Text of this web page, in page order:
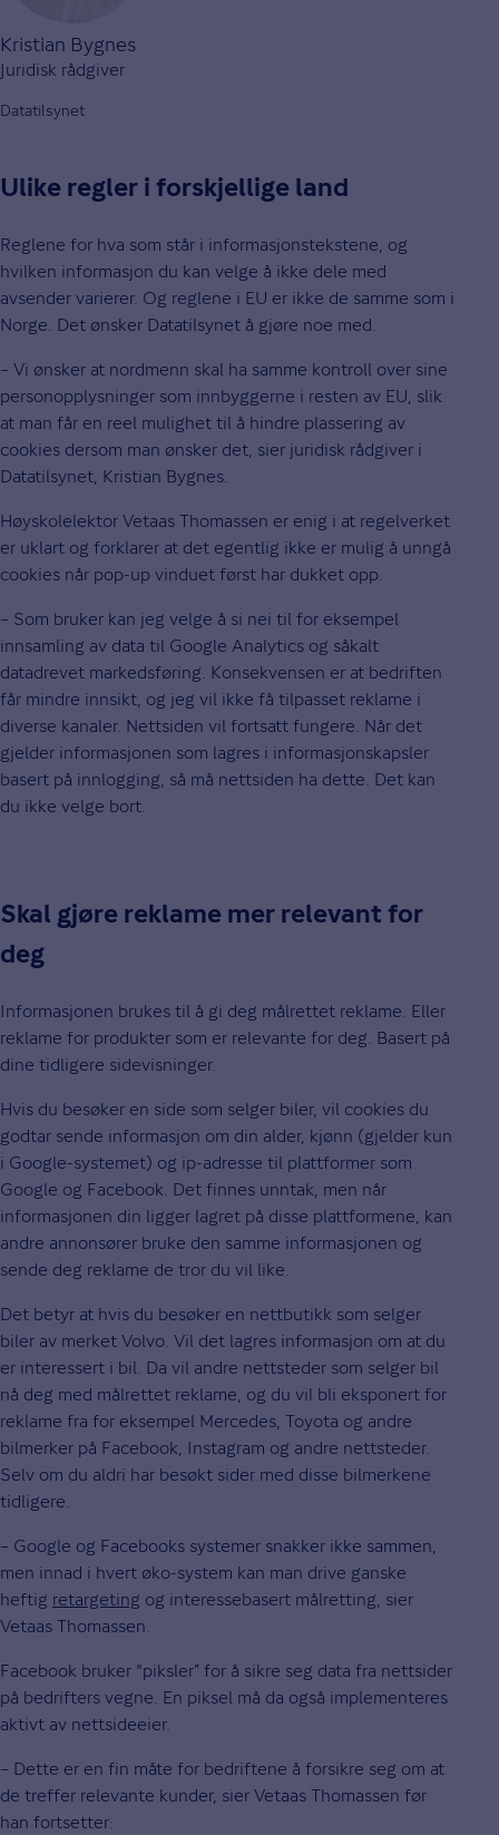
Kristian Bygnes
Juridisk rådgiver
Datatilsynet
Ulike regler i forskjellige land
Reglene for hva som står i informasjonstekstene, og
hvilken informasjon du kan velge å ikke dele med
avsender varierer. Og reglene i EU er ikke de samme som i
Norge. Det ønsker Datatilsynet å gjøre noe med.
– Vi ønsker at nordmenn skal ha samme kontroll over sine
personopplysninger som innbyggerne i resten av EU, slik
at man får en reel mulighet til å hindre plassering av
cookies dersom man ønsker det, sier juridisk rådgiver i
Datatilsynet, Kristian Bygnes.
Høyskolelektor Vetaas Thomassen er enig i at regelverket
er uklart og forklarer at det egentlig ikke er mulig å unngå
cookies når pop-up vinduet først har dukket opp.
– Som bruker kan jeg velge å si nei til for eksempel
innsamling av data til Google Analytics og såkalt
datadrevet markedsføring. Konsekvensen er at bedriften
får mindre innsikt, og jeg vil ikke få tilpasset reklame i
diverse kanaler. Nettsiden vil fortsatt fungere. Når det
gjelder informasjonen som lagres i informasjonskapsler
basert på innlogging, så må nettsiden ha dette. Det kan
du ikke velge bort.
Skal gjøre reklame mer relevant for
deg
Informasjonen brukes til å gi deg målrettet reklame. Eller
reklame for produkter som er relevante for deg. Basert på
dine tidligere sidevisninger.
Hvis du besøker en side som selger biler, vil cookies du
godtar sende informasjon om din alder, kjønn (gjelder kun
i Google-systemet) og ip-adresse til plattformer som
Google og Facebook. Det finnes unntak, men når
informasjonen din ligger lagret på disse plattformene, kan
andre annonsører bruke den samme informasjonen og
sende deg reklame de tror du vil like.
Det betyr at hvis du besøker en nettbutikk som selger
biler av merket Volvo. Vil det lagres informasjon om at du
er interessert i bil. Da vil andre nettsteder som selger bil
nå deg med målrettet reklame, og du vil bli eksponert for
reklame fra for eksempel Mercedes, Toyota og andre
bilmerker på Facebook, Instagram og andre nettsteder.
Selv om du aldri har besøkt sider med disse bilmerkene
tidligere.
– Google og Facebooks systemer snakker ikke sammen,
men innad i hvert øko-system kan man drive ganske
heftig retargeting og interessebasert målretting, sier
Vetaas Thomassen.
Facebook bruker "piksler” for å sikre seg data fra nettsider
på bedrifters vegne. En piksel må da også implementeres
aktivt av nettsideeier.
– Dette er en fin måte for bedriftene å forsikre seg om at
de treffer relevante kunder, sier Vetaas Thomassen før
han fortsetter: